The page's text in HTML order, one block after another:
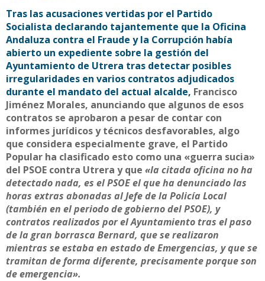
Tras las acusaciones vertidas por el Partido
Socialista declarando tajantemente que la Oficina
Andaluza contra el Fraude y la Corrupción había
abierto un expediente sobre la gestión del
Ayuntamiento de Utrera tras detectar posibles
irregularidades en varios contratos adjudicados
durante el mandato del actual alcalde, Francisco
Jiménez Morales, anunciando que algunos de esos
contratos se aprobaron a pesar de contar con
informes jurídicos y técnicos desfavorables, algo
que considera especialmente grave, el Partido
Popular ha clasificado esto como una «guerra sucia»
del PSOE contra Utrera y que «la citada oficina no ha
detectado nada, es el PSOE el que ha denunciado las
horas extras abonadas al Jefe de la Policía Local
(también en el periodo de gobierno del PSOE), y
contratos realizados por el Ayuntamiento tras el paso
de la gran borrasca Bernard, que se realizaron
mientras se estaba en estado de Emergencias, y que se
tramitan de forma diferente, precisamente porque son
de emergencia».